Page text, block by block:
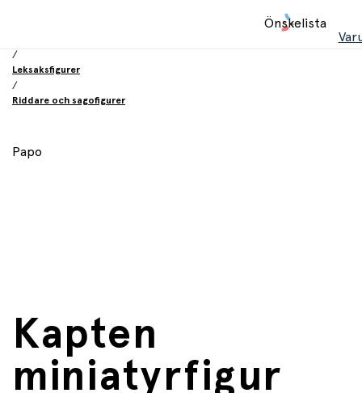
Önskelista
/
Leksaksfigurer
/
Riddare och sagofigurer
Papo
Kapten
miniatyrfigur